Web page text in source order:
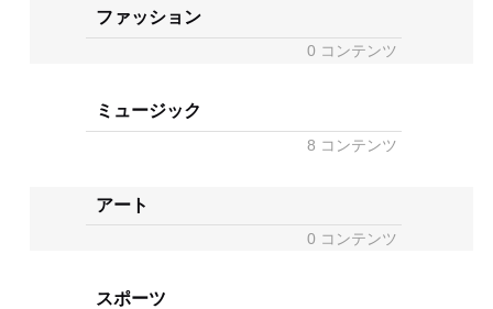
ファッション
0 コンテンツ
ミュージック
8 コンテンツ
アート
0 コンテンツ
スポーツ